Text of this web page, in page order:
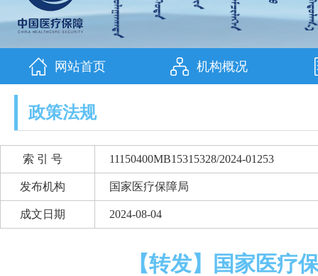
网站首页 机构概况
政策法规
索 引 号 11150400MB15315328/2024-01253
发布机构 国家医疗保障局
成文日期 2024-08-04
【转发】国家医疗